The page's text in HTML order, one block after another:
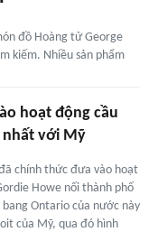
đồ Hoàng tử George
kiếm. Nhiều sản phẩm
hoạt động cầu
với Mỹ
chính thức đưa vào hoạt
Howe nối thành phố
Ontario của nước này
của Mỹ, qua đó hình